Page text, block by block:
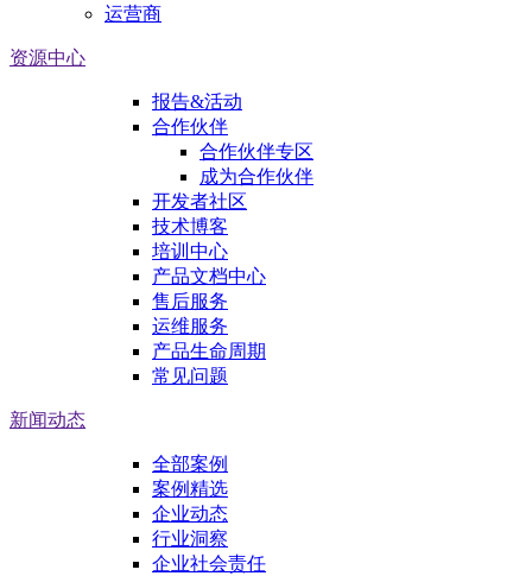
运营商
资源中心
报告&活动
合作伙伴
合作伙伴专区
成为合作伙伴
开发者社区
技术博客
培训中心
产品文档中心
售后服务
运维服务
产品生命周期
常见问题
新闻动态
全部案例
案例精选
企业动态
行业洞察
企业社会责任